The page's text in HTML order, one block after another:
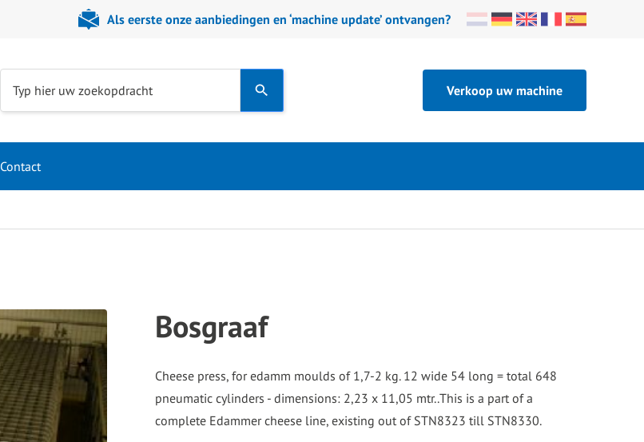
Als eerste onze aanbiedingen en ‘machine update’ ontvangen?
Typ hier uw zoekopdracht
and
arrows
enter
the
Verkoop uw machine
Contact
Bosgraaf
Cheese press, for edamm moulds of 1,7-2 kg. 12 wide 54 long = total 648
pneumatic cylinders - dimensions: 2,23 x 11,05 mtr..This is a part of a
complete Edammer cheese line, existing out of STN8323 till STN8330.